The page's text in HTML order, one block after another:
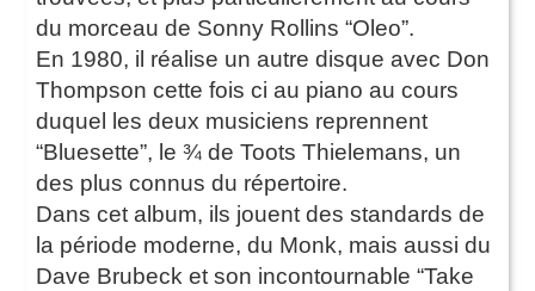
du morceau de Sonny Rollins “Oleo”.
En 1980, il réalise un autre disque avec Don
Thompson cette fois ci au piano au cours
duquel les deux musiciens reprennent
“Bluesette”, le ¾ de Toots Thielemans, un
des plus connus du répertoire.
Dans cet album, ils jouent des standards de
la période moderne, du Monk, mais aussi du
Dave Brubeck et son incontournable “Take